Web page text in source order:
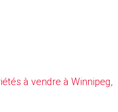
à vendre à Winnipeg,